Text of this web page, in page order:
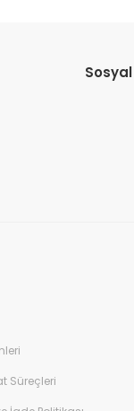
Süreçleri